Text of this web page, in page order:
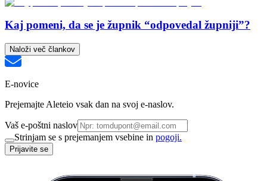
Kaj pomeni, da se je župnik “odpovedal župniji”?
Naloži več člankov
E-novice
Prejemajte Aleteio vsak dan na svoj e-naslov.
Vaš e-poštni naslov
Strinjam se s prejemanjem vsebine in pogoji.
Prijavite se